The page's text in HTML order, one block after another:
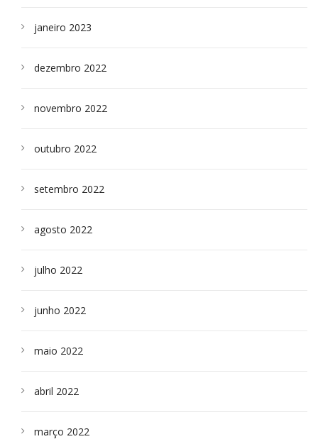
janeiro 2023
dezembro 2022
novembro 2022
outubro 2022
setembro 2022
agosto 2022
julho 2022
junho 2022
maio 2022
abril 2022
março 2022